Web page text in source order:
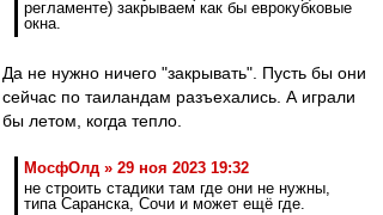
регламенте) закрываем как бы еврокубковые
окна.
Да не нужно ничего "закрывать". Пусть бы они
сейчас по таиландам разъехались. А играли
бы летом, когда тепло.
МосфОлд » 29 ноя 2023 19:32
не строить стадики там где они не нужны,
типа Саранска, Сочи и может ещё где.